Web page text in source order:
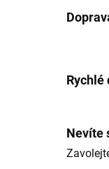
Rychlé
Nevíte